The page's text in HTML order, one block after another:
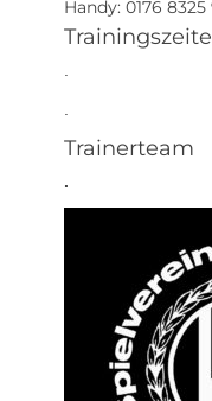
Handy: 0176
Trainerteam
.